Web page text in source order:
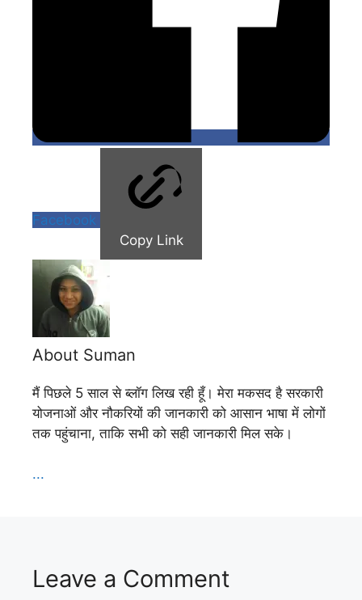
Facebook
Copy Link
About Suman
मैं पिछले 5 साल से ब्लॉग लिख रही हूँ। मेरा मकसद है सरकारी
योजनाओं और नौकरियों की जानकारी को आसान भाषा में लोगों
तक पहुंचाना, ताकि सभी को सही जानकारी मिल सके।
...
Leave a Comment